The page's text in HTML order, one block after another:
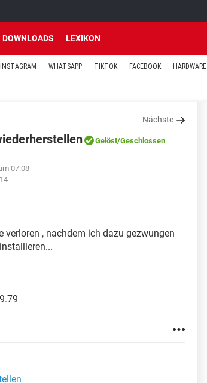
DOWNLOADS LEXIKON
INSTAGRAM WHATSAPP TIKTOK FACEBOOK HARDWARE
Nächste
Gelöst/Geschlossen
07:08
verloren , nachdem ich dazu gezwungen